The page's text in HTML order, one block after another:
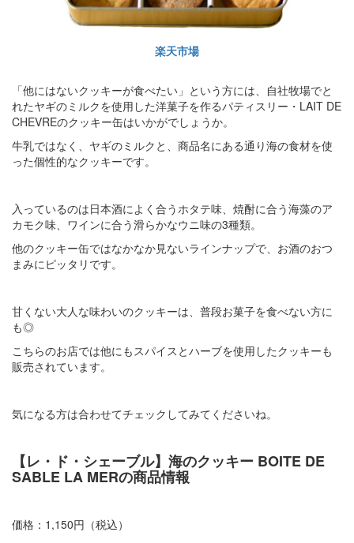
楽天市場
「他にはないクッキーが食べたい」という方には、自社牧場でと
れたヤギのミルクを使用した洋菓子を作るパティスリー・LAIT DE
CHEVREのクッキー缶はいかがでしょうか。
牛乳ではなく、ヤギのミルクと、商品名にある通り海の食材を使
った個性的なクッキーです。
入っているのは日本酒によく合うホタテ味、焼酎に合う海藻のア
カモク味、ワインに合う滑らかなウニ味の3種類。
他のクッキー缶ではなかなか見ないラインナップで、お酒のおつ
まみにピッタリです。
甘くない大人な味わいのクッキーは、普段お菓子を食べない方に
も◎
こちらのお店では他にもスパイスとハーブを使用したクッキーも
販売されています。
気になる方は合わせてチェックしてみてくださいね。
【レ・ド・シェーブル】海のクッキー BOITE DE
SABLE LA MERの商品情報
価格：1,150円（税込）